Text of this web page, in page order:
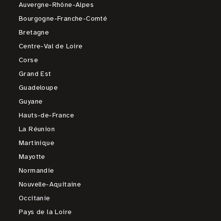
Auvergne-Rhône-Alpes
Bourgogne-Franche-Comté
Bretagne
Centre-Val de Loire
Corse
Grand Est
Guadeloupe
Guyane
Hauts-de-France
La Réunion
Martinique
Mayotte
Normandie
Nouvelle-Aquitaine
Occitanie
Pays de la Loire